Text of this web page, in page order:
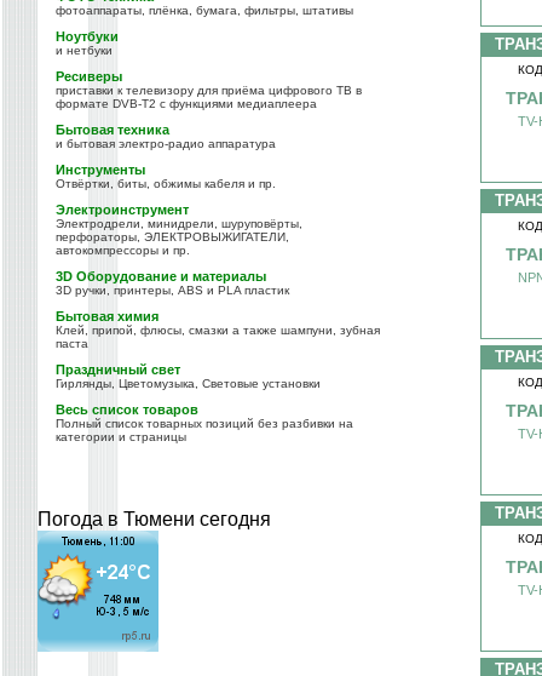
фотоаппараты, плёнка, бумага, фильтры, штативы
Ноутбуки
и нетбуки
Ресиверы
приставки к телевизору для приёма цифрового ТВ в
формате DVB-T2 с функциями медиаплеера
Бытовая техника
и бытовая электро-радио аппаратура
Инструменты
Отвёртки, биты, обжимы кабеля и пр.
Электроинструмент
Электродрели, минидрели, шуруповёрты,
перфораторы, ЭЛЕКТРОВЫЖИГАТЕЛИ,
автокомпрессоры и пр.
3D Оборудование и материалы
3D ручки, принтеры, ABS и PLA пластик
Бытовая химия
Клей, припой, флюсы, смазки а также шампуни, зубная
паста
Праздничный свет
Гирлянды, Цветомузыка, Световые установки
Весь список товаров
Полный список товарных позиций без разбивки на
категории и страницы
Погода в Тюмени сегодня
TV-
TV-
TV-